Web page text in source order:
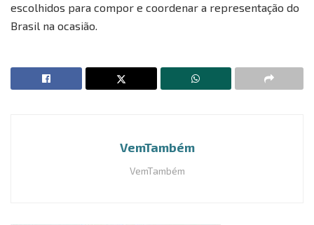
escolhidos para compor e coordenar a representação do
Brasil na ocasião.
VemTambém
VemTambém